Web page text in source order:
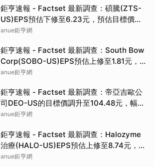
鉅亨速報 - Factset 最新調查：碩騰(ZTS-
US)EPS預估下修至6.23元，預估目標價為
90.00元
anue鉅亨網
鉅亨速報 - Factset 最新調查：South Bow
Corp(SOBO-US)EPS預估上修至1.81元，
預估目標價為35.83元
anue鉅亨網
鉅亨速報 - Factset 最新調查：帝亞吉歐公
司DEO-US的目標價調升至104.48元，幅度
約3.43%
anue鉅亨網
鉅亨速報 - Factset 最新調查：Halozyme
治療(HALO-US)EPS預估上修至8.74元，預
估目標價為105.00元
anue鉅亨網